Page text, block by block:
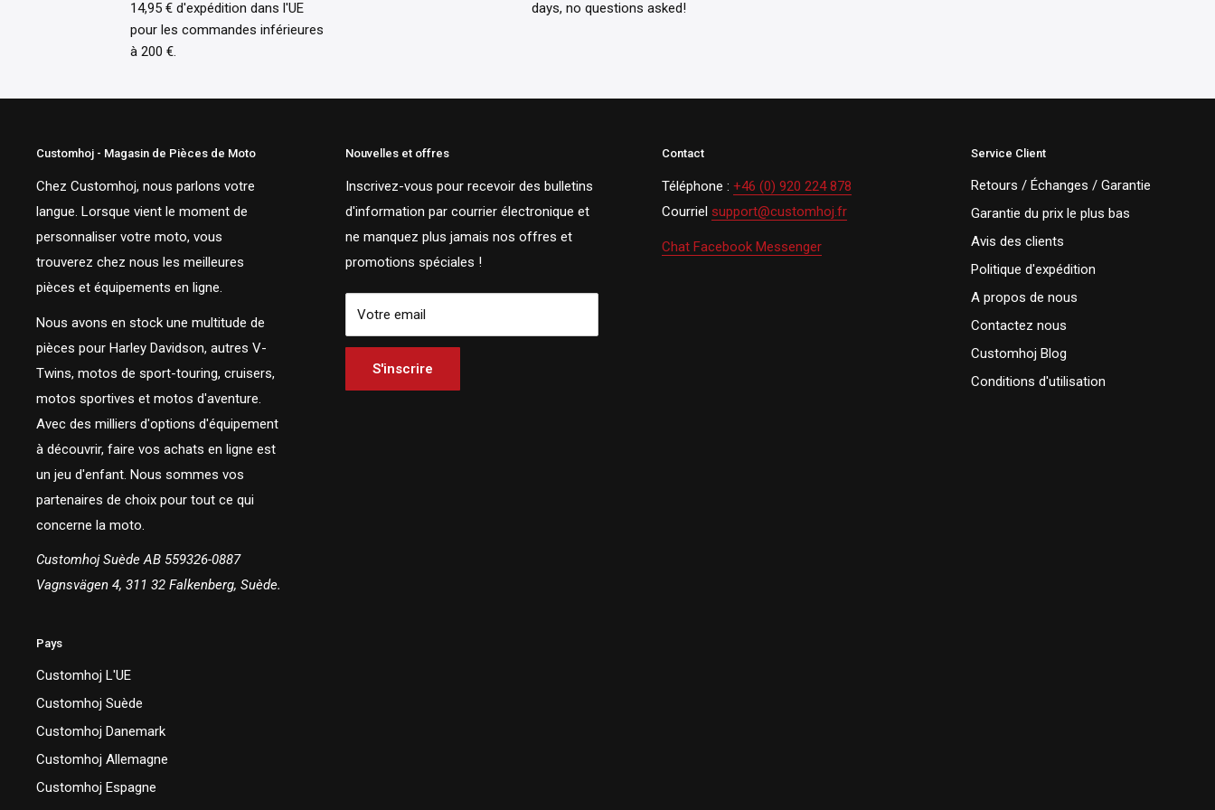
14,95 € d'expédition dans l'UE
pour les commandes inférieures
à 200 €.
days, no questions asked!
Customhoj - Magasin de Pièces de Moto
Chez Customhoj, nous parlons votre
langue. Lorsque vient le moment de
personnaliser votre moto, vous
trouverez chez nous les meilleures
pièces et équipements en ligne.
Nous avons en stock une multitude de
pièces pour Harley Davidson, autres V-
Twins, motos de sport-touring, cruisers,
motos sportives et motos d'aventure.
Avec des milliers d'options d'équipement
à découvrir, faire vos achats en ligne est
un jeu d'enfant. Nous sommes vos
partenaires de choix pour tout ce qui
concerne la moto.
Customhoj Suède AB 559326-0887
Vagnsvägen 4, 311 32 Falkenberg, Suède.
Nouvelles et offres
Inscrivez-vous pour recevoir des bulletins
d'information par courrier électronique et
ne manquez plus jamais nos offres et
promotions spéciales !
Votre email
S'inscrire
Contact
Téléphone : +46 (0) 920 224 878
Courriel support@customhoj.fr
Chat Facebook Messenger
Service Client
Retours / Échanges / Garantie
Garantie du prix le plus bas
Avis des clients
Politique d'expédition
A propos de nous
Contactez nous
Customhoj Blog
Conditions d'utilisation
Pays
Customhoj L'UE
Customhoj Suède
Customhoj Danemark
Customhoj Allemagne
Customhoj Espagne